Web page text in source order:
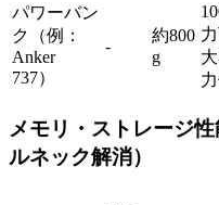
パワーバン
ク（例：
Anker
737）
-
約800
g
メモリ・ストレージ
ルネック解消）